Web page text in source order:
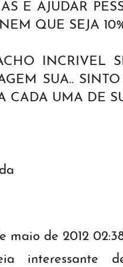
E AJUDAR
QUE SEJA
INCRIVEL
SUA..
CADA UMA DE
maio de 2012
interessante